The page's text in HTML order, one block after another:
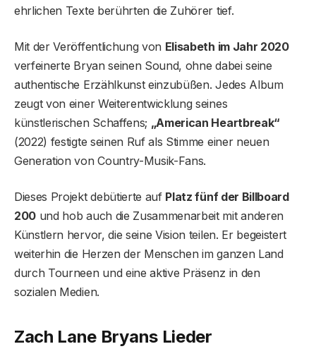
ehrlichen Texte berührten die Zuhörer tief.
Mit der Veröffentlichung von Elisabeth im Jahr 2020
verfeinerte Bryan seinen Sound, ohne dabei seine
authentische Erzählkunst einzubüßen. Jedes Album
zeugt von einer Weiterentwicklung seines
künstlerischen Schaffens; „American Heartbreak“
(2022) festigte seinen Ruf als Stimme einer neuen
Generation von Country-Musik-Fans.
Dieses Projekt debütierte auf Platz fünf der Billboard
200 und hob auch die Zusammenarbeit mit anderen
Künstlern hervor, die seine Vision teilen. Er begeistert
weiterhin die Herzen der Menschen im ganzen Land
durch Tourneen und eine aktive Präsenz in den
sozialen Medien.
Zach Lane Bryans Lieder